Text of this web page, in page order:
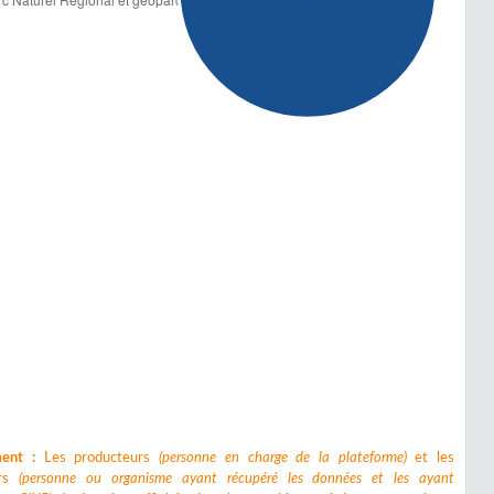
: Les producteurs(personne en charge de la plateforme)et les
(personne ou organisme ayant récupéré les données et les ayant